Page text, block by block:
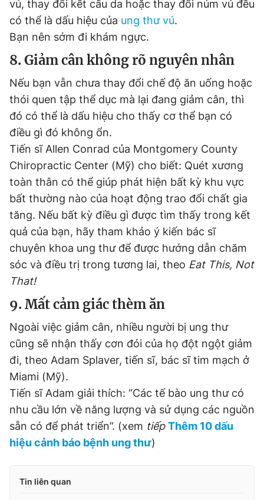
vú, thay đổi kết cấu da hoặc thay đổi núm vú đều
có thể là dấu hiệu của ung thư vú.
Bạn nên sớm đi khám ngực.
8. Giảm cân không rõ nguyên nhân
Nếu bạn vẫn chưa thay đổi chế độ ăn uống hoặc
thói quen tập thể dục mà lại đang giảm cân, thì
đó có thể là dấu hiệu cho thấy cơ thể bạn có
điều gì đó không ổn.
Tiến sĩ Allen Conrad của Montgomery County
Chiropractic Center (Mỹ) cho biết: Quét xương
toàn thân có thể giúp phát hiện bất kỳ khu vực
bất thường nào của hoạt động trao đổi chất gia
tăng. Nếu bất kỳ điều gì được tìm thấy trong kết
quả của bạn, hãy tham khảo ý kiến bác sĩ
chuyên khoa ung thư để được hướng dẫn chăm
sóc và điều trị trong tương lai, theo Eat This, Not
That!
9. Mất cảm giác thèm ăn
Ngoài việc giảm cân, nhiều người bị ung thư
cũng sẽ nhận thấy cơn đói của họ đột ngột giảm
đi, theo Adam Splaver, tiến sĩ, bác sĩ tim mạch ở
Miami (Mỹ).
Tiến sĩ Adam giải thích: “Các tế bào ung thư có
nhu cầu lớn về năng lượng và sử dụng các nguồn
sẵn có để phát triển”. (xem tiếpThêm 10 dấu
hiệu cảnh báo bệnh ung thư)
Tin liên quan